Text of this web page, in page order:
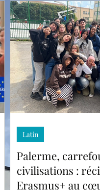
Palerme, carrefour
civilisations : récit
la Sicile
Palerme,
civilisations :
Erasmus+ au
Latin